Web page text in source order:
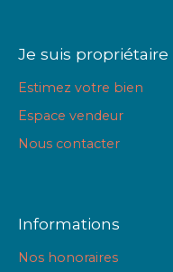
Je suis propriétaire
Estimez votre bien
Espace vendeur
Nous contacter
Informations
Nos honoraires